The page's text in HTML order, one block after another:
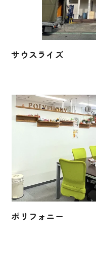
サウスライズ
ポリフォニー